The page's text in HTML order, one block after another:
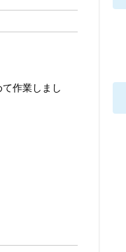
作業しまし